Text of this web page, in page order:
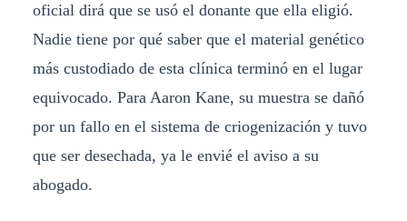
oficial dirá que se usó el donante que ella eligió.
Nadie tiene por qué saber que el material genético
más custodiado de esta clínica terminó en el lugar
equivocado. Para Aaron Kane, su muestra se dañó
por un fallo en el sistema de criogenización y tuvo
que ser desechada, ya le envié el aviso a su
abogado.